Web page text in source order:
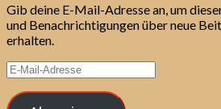
Gib deine E-Mail-Adresse an, um
und Benachrichtigungen über neue
erhalten.
E-
Mail-
Adresse